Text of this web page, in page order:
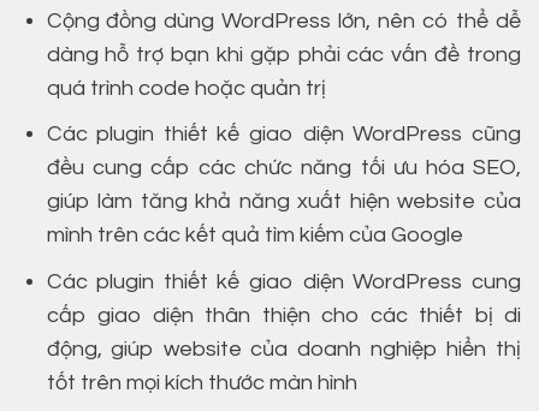
Cộng đồng dùng WordPress lớn, nên có thể dễ
dàng hỗ trợ bạn khi gặp phải các vấn đề trong
quá trình code hoặc quản trị
Các plugin thiết kế giao diện WordPress cũng
đều cung cấp các chức năng tối ưu hóa SEO,
giúp làm tăng khả năng xuất hiện website của
mình trên các kết quả tìm kiếm của Google
Các plugin thiết kế giao diện WordPress cung
cấp giao diện thân thiện cho các thiết bị di
động, giúp website của doanh nghiệp hiển thị
tốt trên mọi kích thước màn hình